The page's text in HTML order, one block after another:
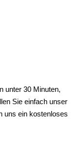
unter 30 Minuten,
Sie einfach unser
uns ein kostenloses